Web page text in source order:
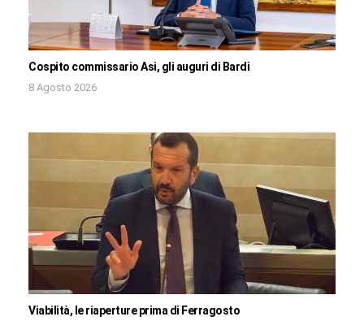
Cospito commissario Asi, gli auguri di Bardi
8 Agosto 2026
Viabilità, le riaperture prima di Ferragosto